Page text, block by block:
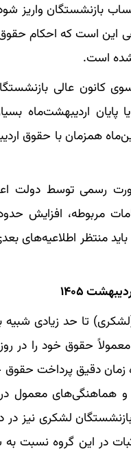
اردیبهشت به حساب
است.
کانون عالی
اردیبهشت‌ماه بسیار
رسمی توسط دولت
منتظر اطلاعیه‌های
۱۴۰۵
تا حد زیادی
حقوق خود را در
دقیق پرداخت حقوق
هماهنگی‌های معمول
لشکری نیز در
انجام پذیرد. ثبات در این